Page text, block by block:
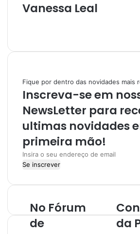
Vanessa Leal
s
e
s
g
r
m
Fique por dentro das novidades mais
Inscreva-se em
NewsLetter para
ultimas novidades
primeira mão!
I
n
i
o No Fórum
de
da